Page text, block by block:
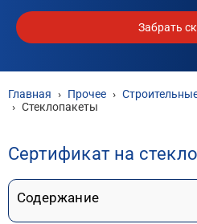
Забрать
Главная › Прочее ›
› Стеклопакеты
Сертификат на
Содержание